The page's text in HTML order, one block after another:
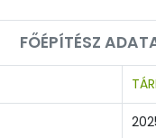
FŐÉPÍTÉSZ